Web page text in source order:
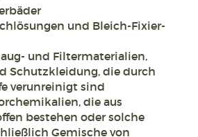
und Bleich-Fixier-
und Filtermaterialien,
Schutzkleidung, die durch
verunreinigt sind
die aus
bestehen oder solche
Gemische von